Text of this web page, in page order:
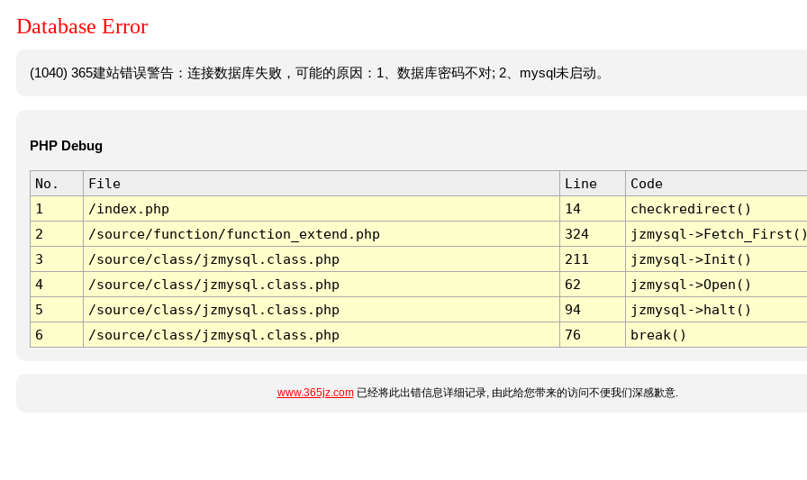
Database Error
(1040) 365建站错误警告：连接数据库失败，可能的原因：1、数据库密码不对; 2、mysql未启动。
PHP Debug
No. File Line
Code
1
/index.php 14
checkredirect()
2
/source/function/function_extend.php 324
jzmysql-
3
/source/class/jzmysql.class.php 211
jzmysql->Init()
4
/source/class/jzmysql.class.php 62
jzmysql->Open()
5
/source/class/jzmysql.class.php 94
jzmysql->halt()
6
/source/class/jzmysql.class.php 76 break()
www.365jz.com已经将此出错信息详细记录, 由此给您带来的访问不便我们深感歉意.